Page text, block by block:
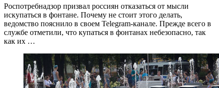
Роспотребнадзор призвал россиян отказаться от мысли
искупаться в фонтане. Почему не стоит этого делать,
ведомство пояснило в своем Telegram-канале. Прежде всего в
службе отметили, что купаться в фонтанах небезопасно, так
как их …